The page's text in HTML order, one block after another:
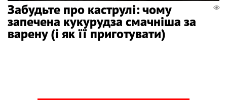
Забудьте про каструлі: чому
запечена кукурудза смачніша за
варену (і як її приготувати)